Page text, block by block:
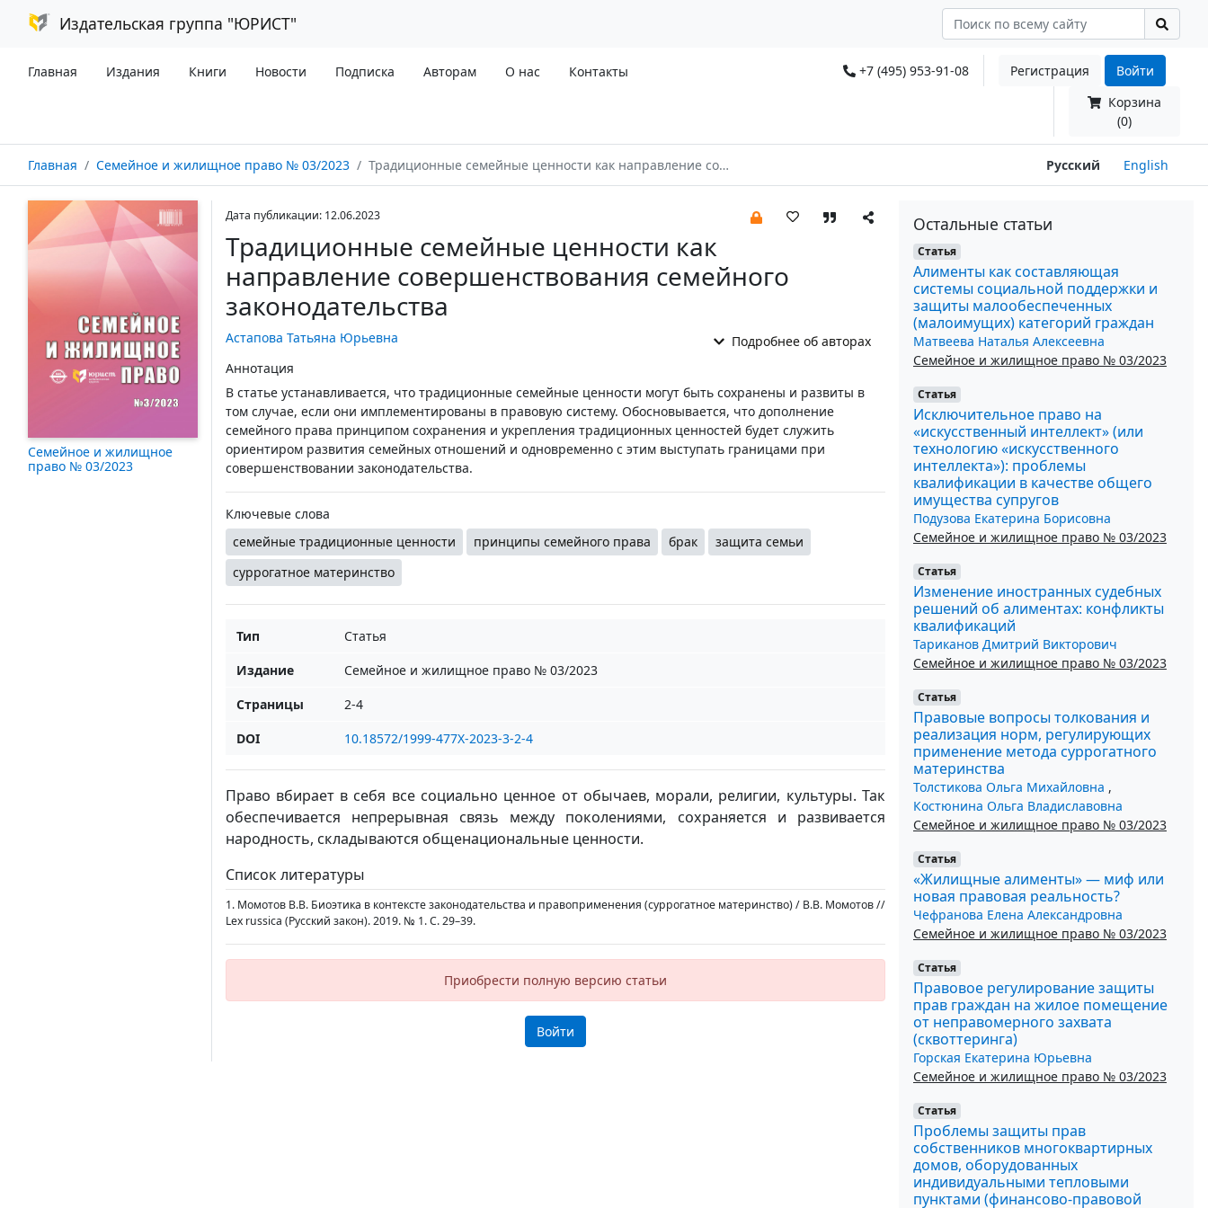
Издательская группа "ЮРИСТ"
Главная Издания Книги Новости Подписка Авторам О нас Контакты +7 (495) 953-91-08 Регистрация
Войти
Корзина
(0)
Главная Семейное и жилищное право № 03/2023 Традиционные семейные ценности как направление совершенствования семейного законодательства Русский English
Семейное и жилищное
право № 03/2023
Дата публикации: 12.06.2023
Традиционные семейные ценности как
направление совершенствования семейного
законодательства
Астапова Татьяна Юрьевна
Подробнее об авторах
Аннотация
В статье устанавливается, что традиционные семейные ценности могут быть сохранены и развиты в
том случае, если они имплементированы в правовую систему. Обосновывается, что дополнение
семейного права принципом сохранения и укрепления традиционных ценностей будет служить
ориентиром развития семейных отношений и одновременно с этим выступать границами при
совершенствовании законодательства.
Ключевые слова
семейные традиционные ценности
принципы семейного права брак
защита семьи
суррогатное материнство
Тип
Статья
Издание
Семейное и жилищное право № 03/2023
Страницы
2-4
DOI
10.18572/1999-477X-2023-3-2-4
Право вбирает в себя все социально ценное от обычаев, морали, религии, культуры. Так
обеспечивается непрерывная связь между поколениями, сохраняется и развивается
народность, складываются общенациональные ценности.
Список литературы
1. Момотов В.В. Биоэтика в контексте законодательства и правоприменения (суррогатное материнство) / В.В. Момотов //
Lex russica (Русский закон). 2019. № 1. С. 29–39.
Приобрести полную версию статьи
Войти
Остальные статьи
Статья
Алименты как составляющая
системы социальной поддержки и
защиты малообеспеченных
(малоимущих) категорий граждан
Матвеева Наталья Алексеевна
Семейное и жилищное право № 03/2023
Статья
Исключительное право на
«искусственный интеллект» (или
технологию «искусственного
интеллекта»): проблемы
квалификации в качестве общего
имущества супругов
Подузова Екатерина Борисовна
Семейное и жилищное право № 03/2023
Статья
Изменение иностранных судебных
решений об алиментах: конфликты
квалификаций
Тариканов Дмитрий Викторович
Семейное и жилищное право № 03/2023
Статья
Правовые вопросы толкования и
реализация норм, регулирующих
применение метода суррогатного
материнства
Толстикова Ольга Михайловна ,
Костюнина Ольга Владиславовна
Семейное и жилищное право № 03/2023
Статья
«Жилищные алименты» — миф или
новая правовая реальность?
Чефранова Елена Александровна
Семейное и жилищное право № 03/2023
Статья
Правовое регулирование защиты
прав граждан на жилое помещение
от неправомерного захвата
(сквоттеринга)
Горская Екатерина Юрьевна
Семейное и жилищное право № 03/2023
Статья
Проблемы защиты прав
собственников многоквартирных
домов, оборудованных
индивидуальными тепловыми
пунктами (финансово-правовой